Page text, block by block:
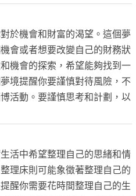
於機會和財富的渴望。這個夢
會或者想要改變自己的財務狀
機會的探索，希望能夠找到一
境提醒你要謹慎對待風險，不
活動。要謹慎思考和計劃，以
活中希望整理自己的思緒和情
理床則可能象徵著整理自己的
醒你需要花時間整理自己的生